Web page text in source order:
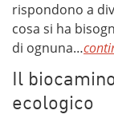
rispondono a
cosa si ha
di ognuna…
Il
ecologico